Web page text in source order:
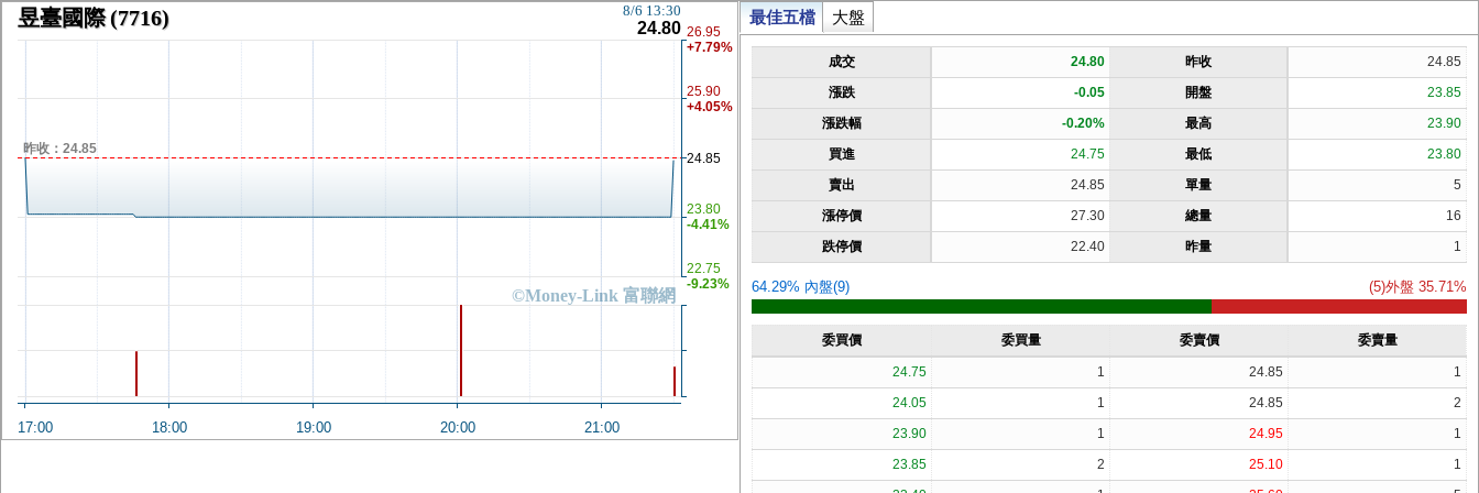
昱臺國際(7716)
©Money-Link 富聯網
8/6 13:30
24.80
昨收：24.85
17:00 18:00 19:00 20:00 21:00
22.75
-9.23%
23.80
-4.41%
24.85
25.90
+4.05%
26.95
+7.79%
最佳五檔 大盤
成交 24.80 昨收
24.85
漲跌
-0.05 開盤
23.85
漲跌幅
-0.20% 最高
23.90
買進
24.75 最低
23.80
賣出
24.85 單量
5
漲停價
27.30 總量
16
跌停價
22.40 昨量 1
64.29% 內盤(9) (5)外盤 35.71%
委買價 委買量 委賣價 委賣量
24.75 1 24.85
1
24.05
1 24.85
2
23.90
1 24.95
1
23.85
2 25.10
1